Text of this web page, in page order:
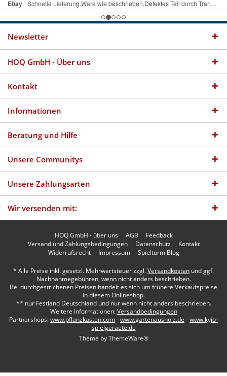
Newsletter
HOQ GmbH - Über uns
Kontakt
Informationen
Beratung und Hilfe
Unsere Communitys
Unsere Zahlungsarten
Wir versenden mit:
HOQ GmbH - über uns AGB
Feedback
Versand und Zahlungsbedingungen
Datenschutz
Kontakt
Widerrufsrecht
Impressum Spielturm Blog
* Alle Preise inkl. gesetzl. Mehrwertsteuer zzgl.Versandkosten und ggf.
Nachnahmegebühren, wenn nicht anders beschrieben.
Bei durchgestrichenen Preisen handelt es sich um frühere Verkaufspreise
in diesem Onlineshop.
** nur Festland Deutschland und nur wenn nicht anders beschrieben.
Weitere Informationen:Versandbedingungen
Partnershops:www.pflanzkasten.com-www.gartenausholz.de -www.kyjo-
spielgeraete.de
Theme byThemeWare®